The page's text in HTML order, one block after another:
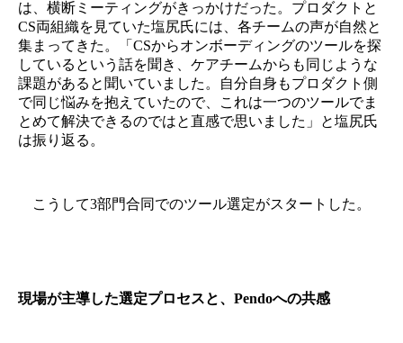
は、横断ミーティングがきっかけだった。プロダクトと
CS両組織を見ていた塩尻氏には、各チームの声が自然と
集まってきた。「CSからオンボーディングのツールを探
しているという話を聞き、ケアチームからも同じような
課題があると聞いていました。自分自身もプロダクト側
で同じ悩みを抱えていたので、これは一つのツールでま
とめて解決できるのではと直感で思いました」と塩尻氏
は振り返る。
こうして3部門合同でのツール選定がスタートした。
現場が主導した選定プロセスと、Pendoへの共感